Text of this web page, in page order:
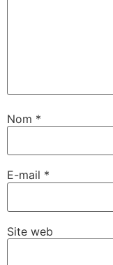
Nom *
E-mail *
Site web